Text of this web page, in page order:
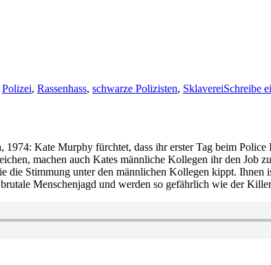
Polizei, Rassenhass, schwarze Polizisten, SklavereiSchreibe
1974: Kate Murphy fürchtet, dass ihr erster Tag beim
machen auch Kates männliche Kollegen ihr den
die Stimmung unter den männlichen Kollegen kippt.
Menschenjagd und werden so gefährlich wie der